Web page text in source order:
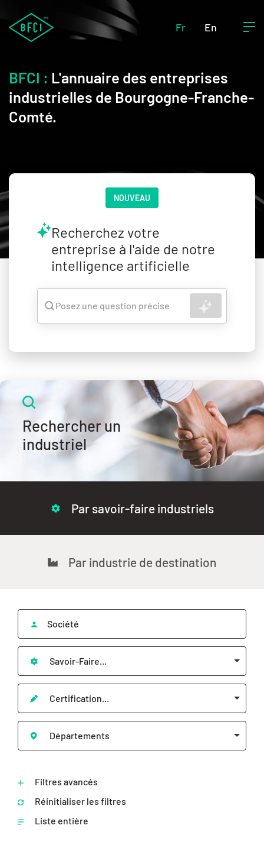
Fr En
BFCI : L'annuaire des entreprises
industrielles de Bourgogne-Franche-
Comté.
NOUVEAU
Recherchez votre
entreprise à l'aide de notre
intelligence artificielle
Posez une question précise
Rechercher un
industriel
Par savoir-faire industriels
Par industrie de destination
Savoir-Faire...
Certification...
Départements
Filtres avancés
Réinitialiser les filtres
Liste entière